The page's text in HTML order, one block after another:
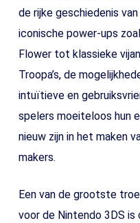
de rijke geschiedenis
iconische power-ups
Flower tot klassieke
Troopa’s, de
intuïtieve en
spelers moeiteloos hun
nieuw zijn in het maken
makers.
Een van de grootste
voor de Nintendo 3DS